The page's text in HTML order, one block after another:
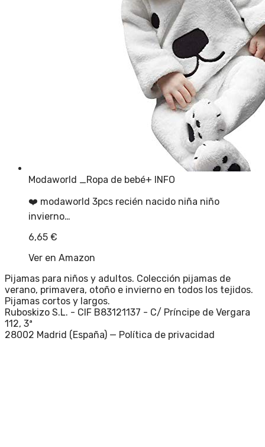
Modaworld _Ropa de bebé+ INFO
❤️ modaworld 3pcs recién nacido niña niño
invierno…
6,65 €
Ver en Amazon
Pijamas para niños y adultos. Colección pijamas de
verano, primavera, otoño e invierno en todos los tejidos.
Pijamas cortos y largos.
Ruboskizo S.L. - CIF B83121137 - C/ Príncipe de Vergara
112, 3ª
28002 Madrid (España) — Política de privacidad